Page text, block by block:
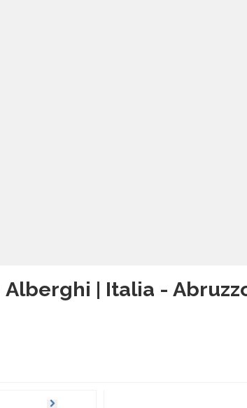
Alberghi | Italia -